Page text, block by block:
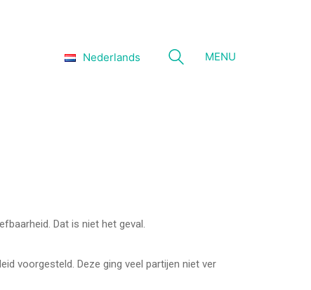
Nederlands MENU
Dat is niet het geval.
voorgesteld. Deze ging veel partijen niet ver